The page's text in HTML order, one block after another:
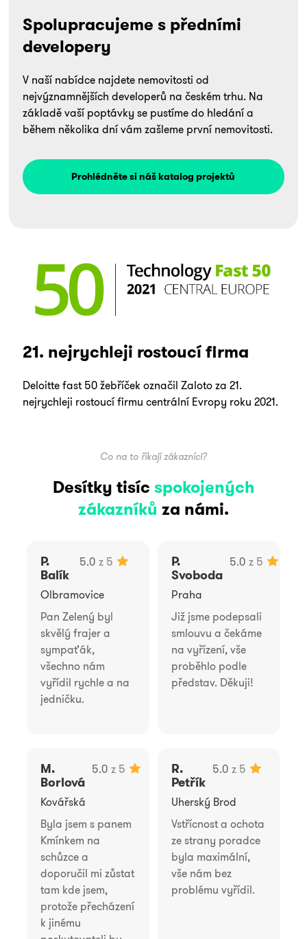
Spolupracujeme s předními
developery
V naší nabídce najdete nemovitosti od
nejvýznamnějších developerů na českém trhu. Na
základě vaší poptávky se pustíme do hledání a
během několika dní vám zašleme první nemovitosti.
Prohlédněte si náš katalog projektů
21. nejrychleji rostoucí firma
Deloitte fast 50 žebříček označil Zaloto za 21.
nejrychleji rostoucí firmu centrální Evropy roku 2021.
Co na to říkají zákazníci?
Desítky tisíc spokojených
zákazníků za námi.
5.0 z 5
P.
Balík
Olbramovice
Pan Zelený byl
skvělý frajer a
sympaťák,
všechno nám
vyřídil rychle a na
jedničku.
5.0 z 5
P.
Svoboda
Praha
Již jsme podepsali
smlouvu a čekáme
na vyřízení, vše
proběhlo podle
představ. Děkuji!
5.0 z 5
M.
Borlová
Kovářská
Byla jsem s panem
Kmínkem na
schůzce a
doporučil mi zůstat
tam kde jsem,
protože přecházení
k jinému
5.0 z 5
R.
Petřík
Uherský Brod
Vstřícnost a ochota
ze strany poradce
byla maximální,
vše nám bez
problému vyřídil.